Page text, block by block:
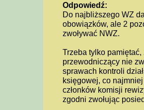
Odpowiedź:
Do najbliższego WZ
obowiązków, ale 2
zwoływać NWZ.
Trzeba tylko
przewodniczący nie
sprawach kontroli
księgowej, co
członków komisji
zgodni zwołując